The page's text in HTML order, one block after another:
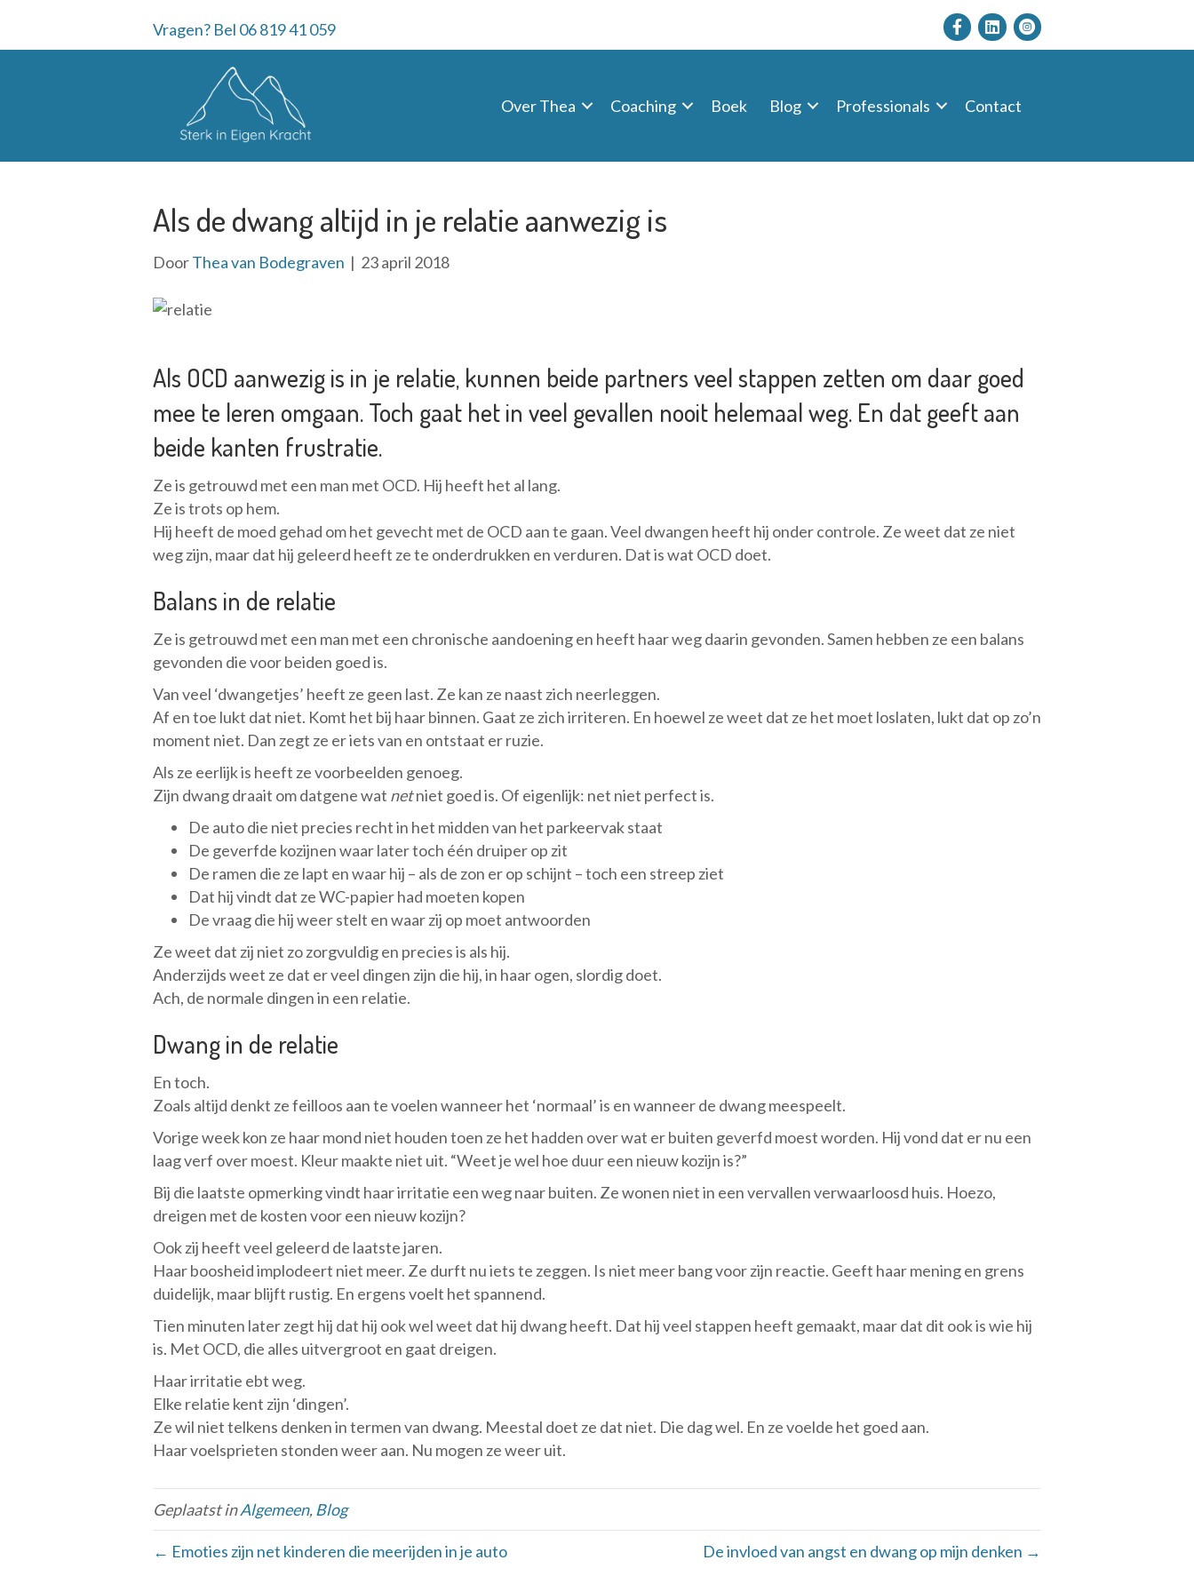
Vragen? Bel 06 819 41 059
Over Thea Coaching Boek Blog Professionals Contact
Als de dwang altijd in je relatie aanwezig is
DoorThea van Bodegraven | 23 april 2018
Als OCD aanwezig is in je relatie, kunnen beide partners veel stappen zetten om daar goed
mee te leren omgaan. Toch gaat het in veel gevallen nooit helemaal weg. En dat geeft aan
beide kanten frustratie.
Ze is getrouwd met een man met OCD. Hij heeft het al lang.
Ze is trots op hem.
Hij heeft de moed gehad om het gevecht met de OCD aan te gaan. Veel dwangen heeft hij onder controle. Ze weet dat ze niet
weg zijn, maar dat hij geleerd heeft ze te onderdrukken en verduren. Dat is wat OCD doet.
Balans in de relatie
Ze is getrouwd met een man met een chronische aandoening en heeft haar weg daarin gevonden. Samen hebben ze een balans
gevonden die voor beiden goed is.
Van veel ‘dwangetjes’ heeft ze geen last. Ze kan ze naast zich neerleggen.
Af en toe lukt dat niet. Komt het bij haar binnen. Gaat ze zich irriteren. En hoewel ze weet dat ze het moet loslaten, lukt dat op zo’n
moment niet. Dan zegt ze er iets van en ontstaat er ruzie.
Als ze eerlijk is heeft ze voorbeelden genoeg.
Zijn dwang draait om datgene wat netniet goed is. Of eigenlijk: net niet perfect is.
De auto die niet precies recht in het midden van het parkeervak staat
De geverfde kozijnen waar later toch één druiper op zit
De ramen die ze lapt en waar hij – als de zon er op schijnt – toch een streep ziet
Dat hij vindt dat ze WC-papier had moeten kopen
De vraag die hij weer stelt en waar zij op moet antwoorden
Ze weet dat zij niet zo zorgvuldig en precies is als hij.
Anderzijds weet ze dat er veel dingen zijn die hij, in haar ogen, slordig doet.
Ach, de normale dingen in een relatie.
Dwang in de relatie
En toch.
Zoals altijd denkt ze feilloos aan te voelen wanneer het ‘normaal’ is en wanneer de dwang meespeelt.
Vorige week kon ze haar mond niet houden toen ze het hadden over wat er buiten geverfd moest worden. Hij vond dat er nu een
laag verf over moest. Kleur maakte niet uit. “Weet je wel hoe duur een nieuw kozijn is?”
Bij die laatste opmerking vindt haar irritatie een weg naar buiten. Ze wonen niet in een vervallen verwaarloosd huis. Hoezo,
dreigen met de kosten voor een nieuw kozijn?
Ook zij heeft veel geleerd de laatste jaren.
Haar boosheid implodeert niet meer. Ze durft nu iets te zeggen. Is niet meer bang voor zijn reactie. Geeft haar mening en grens
duidelijk, maar blijft rustig. En ergens voelt het spannend.
Tien minuten later zegt hij dat hij ook wel weet dat hij dwang heeft. Dat hij veel stappen heeft gemaakt, maar dat dit ook is wie hij
is. Met OCD, die alles uitvergroot en gaat dreigen.
Haar irritatie ebt weg.
Elke relatie kent zijn ‘dingen’.
Ze wil niet telkens denken in termen van dwang. Meestal doet ze dat niet. Die dag wel. En ze voelde het goed aan.
Haar voelsprieten stonden weer aan. Nu mogen ze weer uit.
Geplaatst inAlgemeen, Blog
← Emoties zijn net kinderen die meerijden in je auto De invloed van angst en dwang op mijn denken →